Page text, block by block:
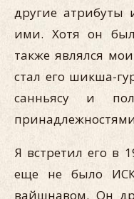
другие атрибуты
ими. Хотя он
также являлся
стал его шикша-
санньясу и
Я встретил его в
еще не было
вайшнавом. Он